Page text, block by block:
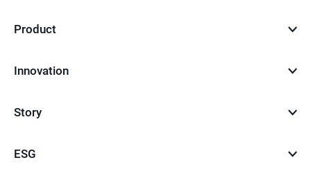
Product
Innovation
Story
ESG